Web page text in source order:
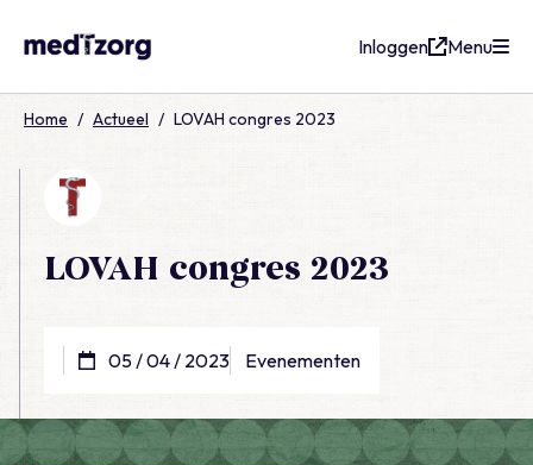
Inloggen Menu
Home / Actueel / LOVAH congres 2023
LOVAH congres 2023
05 / 04 / 2023 Evenementen